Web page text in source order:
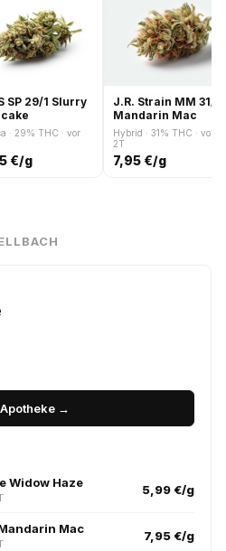
SP 29/1 Slurry
· 29% THC · vor
€/g
J.R. Strain MM 31/1
Mandarin Mac
Hybrid · 31% THC · vor
2T
7,95 €/g
→
Widow Haze 5,99 €/g
Mac 7,95 €/g